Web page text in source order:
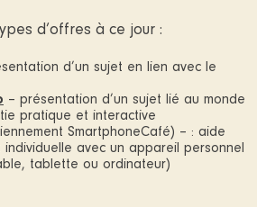
d’offres à ce jour :
d’un sujet en lien avec le
– présentation d’un sujet lié au monde
pratique et interactive
SmartphoneCafé) – : aide
avec un appareil personnel
tablette ou ordinateur)